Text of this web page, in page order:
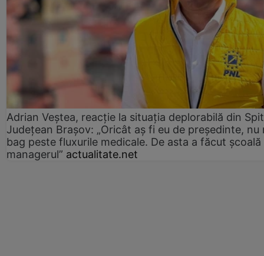
Adrian Veștea, reacție la situația deplorabilă din
Județean Brașov: „Oricât aș fi eu de președinte, nu
bag peste fluxurile medicale. De asta a făcut școală
managerul” actualitate.net